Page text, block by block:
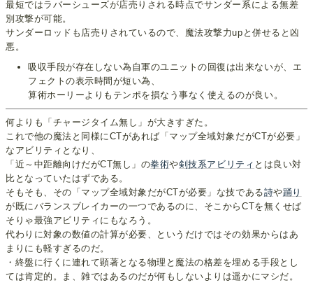
最短ではラバーシューズが店売りされる時点でサンダー系による無差
別攻撃が可能。
サンダーロッドも店売りされているので、魔法攻撃力upと併せると凶
悪。
吸収手段が存在しない為自軍のユニットの回復は出来ないが、エ
フェクトの表示時間が短い為、
算術ホーリーよりもテンポを損なう事なく使えるのが良い。
何よりも「チャージタイム無し」が大きすぎた。
これで他の魔法と同様にCTがあれば「マップ全域対象だがCTが必要」
なアビリティとなり、
「近～中距離向けだがCT無し」の拳術や剣技系ア ビリ ティ とは良い対
比となっていたはずである。
そもそも、その「マップ全域対象だがCTが必要」な技である詩や踊り
が既にバランスブレイカーの一つであるのに、そこからCTを無くせば
そりゃ最強アビリティにもなろう。
代わりに対象の数値の計算が必要、というだけではその効果からはあ
まりにも軽すぎるのだ。
・終盤に行くに連れて顕著となる物理と魔法の格差を埋める手段とし
ては肯定的。ま、雑ではあるのだが何もしないよりは遥かにマシだ。